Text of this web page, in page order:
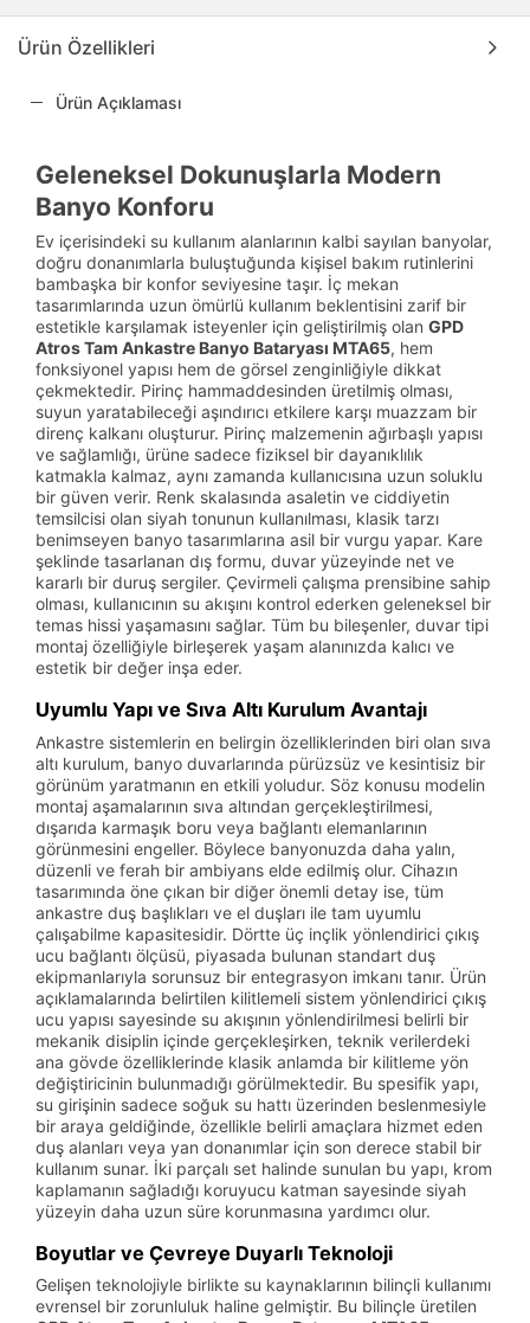
Ürün Özellikleri
Ürün Açıklaması
Geleneksel Dokunuşlarla Modern
Banyo Konforu
Ev içerisindeki su kullanım alanlarının kalbi sayılan banyolar,
doğru donanımlarla buluştuğunda kişisel bakım rutinlerini
bambaşka bir konfor seviyesine taşır. İç mekan
tasarımlarında uzun ömürlü kullanım beklentisini zarif bir
estetikle karşılamak isteyenler için geliştirilmiş olan GPD
Atros Tam Ankastre Banyo Bataryası MTA65, hem
fonksiyonel yapısı hem de görsel zenginliğiyle dikkat
çekmektedir. Pirinç hammaddesinden üretilmiş olması,
suyun yaratabileceği aşındırıcı etkilere karşı muazzam bir
direnç kalkanı oluşturur. Pirinç malzemenin ağırbaşlı yapısı
ve sağlamlığı, ürüne sadece fiziksel bir dayanıklılık
katmakla kalmaz, aynı zamanda kullanıcısına uzun soluklu
bir güven verir. Renk skalasında asaletin ve ciddiyetin
temsilcisi olan siyah tonunun kullanılması, klasik tarzı
benimseyen banyo tasarımlarına asil bir vurgu yapar. Kare
şeklinde tasarlanan dış formu, duvar yüzeyinde net ve
kararlı bir duruş sergiler. Çevirmeli çalışma prensibine sahip
olması, kullanıcının su akışını kontrol ederken geleneksel bir
temas hissi yaşamasını sağlar. Tüm bu bileşenler, duvar tipi
montaj özelliğiyle birleşerek yaşam alanınızda kalıcı ve
estetik bir değer inşa eder.
Uyumlu Yapı ve Sıva Altı Kurulum Avantajı
Ankastre sistemlerin en belirgin özelliklerinden biri olan sıva
altı kurulum, banyo duvarlarında pürüzsüz ve kesintisiz bir
görünüm yaratmanın en etkili yoludur. Söz konusu modelin
montaj aşamalarının sıva altından gerçekleştirilmesi,
dışarıda karmaşık boru veya bağlantı elemanlarının
görünmesini engeller. Böylece banyonuzda daha yalın,
düzenli ve ferah bir ambiyans elde edilmiş olur. Cihazın
tasarımında öne çıkan bir diğer önemli detay ise, tüm
ankastre duş başlıkları ve el duşları ile tam uyumlu
çalışabilme kapasitesidir. Dörtte üç inçlik yönlendirici çıkış
ucu bağlantı ölçüsü, piyasada bulunan standart duş
ekipmanlarıyla sorunsuz bir entegrasyon imkanı tanır. Ürün
açıklamalarında belirtilen kilitlemeli sistem yönlendirici çıkış
ucu yapısı sayesinde su akışının yönlendirilmesi belirli bir
mekanik disiplin içinde gerçekleşirken, teknik verilerdeki
ana gövde özelliklerinde klasik anlamda bir kilitleme yön
değiştiricinin bulunmadığı görülmektedir. Bu spesifik yapı,
su girişinin sadece soğuk su hattı üzerinden beslenmesiyle
bir araya geldiğinde, özellikle belirli amaçlara hizmet eden
duş alanları veya yan donanımlar için son derece stabil bir
kullanım sunar. İki parçalı set halinde sunulan bu yapı, krom
kaplamanın sağladığı koruyucu katman sayesinde siyah
yüzeyin daha uzun süre korunmasına yardımcı olur.
Boyutlar ve Çevreye Duyarlı Teknoloji
Gelişen teknolojiyle birlikte su kaynaklarının bilinçli kullanımı
evrensel bir zorunluluk haline gelmiştir. Bu bilinçle üretilen